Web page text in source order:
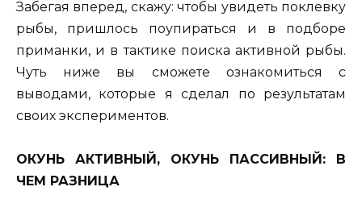
Забегая вперед, скажу: чтобы увидеть поклевку
рыбы, пришлось поупираться и в подборе
приманки, и в тактике поиска активной рыбы.
Чуть ниже вы сможете ознакомиться с
выводами, которые я сделал по результатам
своих экспериментов.
ОКУНЬ АКТИВНЫЙ, ОКУНЬ ПАССИВНЫЙ: В
ЧЕМ РАЗНИЦА